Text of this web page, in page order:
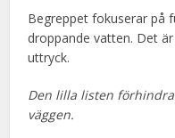
Begreppet fokuserar på
droppande vatten. Det
uttryck.
Den lilla listen
väggen.